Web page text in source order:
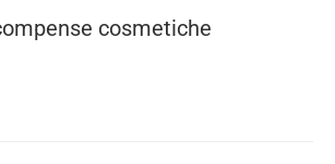
cosmetiche